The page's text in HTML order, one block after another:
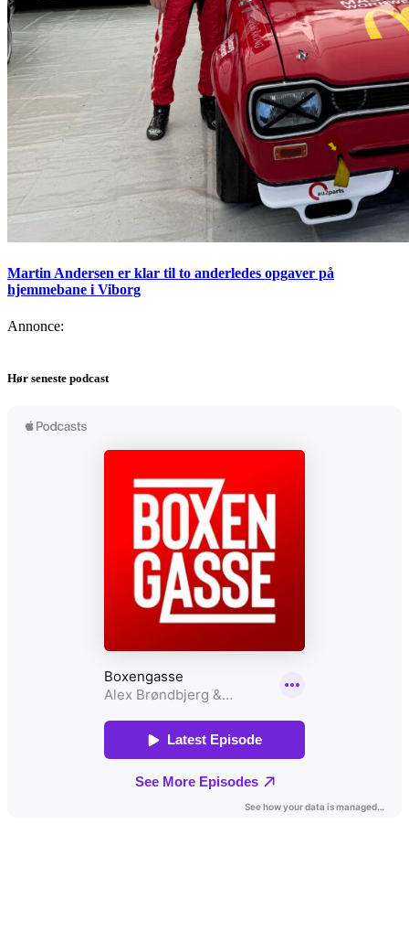
Martin Andersen er klar til to anderledes opgaver på
hjemmebane i Viborg
Annonce:
Hør seneste podcast